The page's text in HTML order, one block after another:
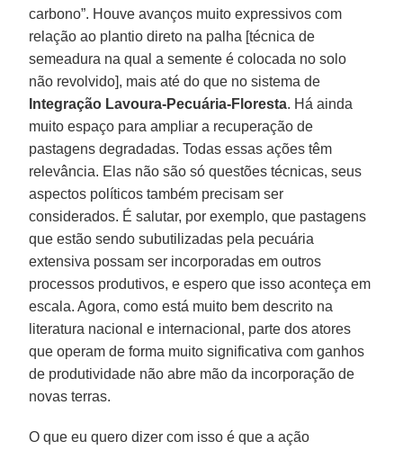
carbono”. Houve avanços muito expressivos com
relação ao plantio direto na palha [técnica de
semeadura na qual a semente é colocada no solo
não revolvido], mais até do que no sistema de
Integração Lavoura-Pecuária-Floresta. Há ainda
muito espaço para ampliar a recuperação de
pastagens degradadas. Todas essas ações têm
relevância. Elas não são só questões técnicas, seus
aspectos políticos também precisam ser
considerados. É salutar, por exemplo, que pastagens
que estão sendo subutilizadas pela pecuária
extensiva possam ser incorporadas em outros
processos produtivos, e espero que isso aconteça em
escala. Agora, como está muito bem descrito na
literatura nacional e internacional, parte dos atores
que operam de forma muito significativa com ganhos
de produtividade não abre mão da incorporação de
novas terras.
O que eu quero dizer com isso é que a ação